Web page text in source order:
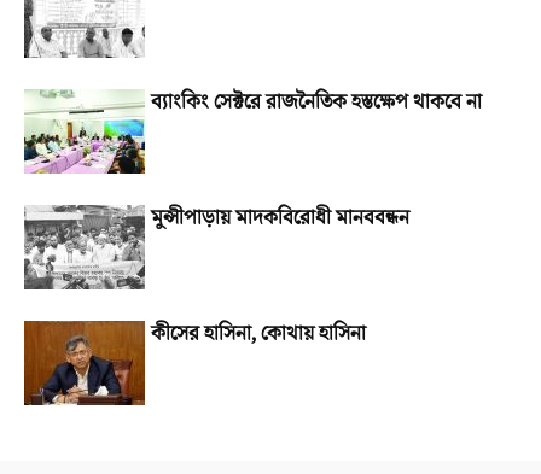
ব্যাংকিং সেক্টরে রাজনৈতিক হস্তক্ষেপ থাকবে না
মুন্সীপাড়ায় মাদকবিরোধী মানববন্ধন
কীসের হাসিনা, কোথায় হাসিনা